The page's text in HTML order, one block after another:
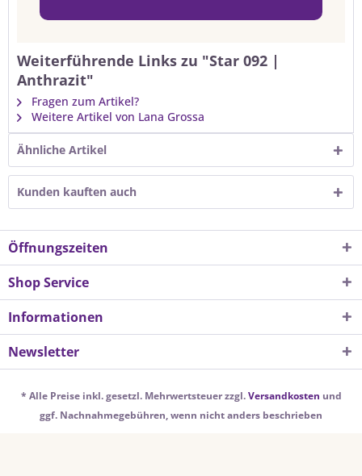
Weiterführende Links zu "Star 092 |
Anthrazit"
Fragen zum Artikel?
Weitere Artikel von Lana Grossa
Ähnliche Artikel
Kunden kauften auch
Öffnungszeiten
Shop Service
Informationen
Newsletter
* Alle Preise inkl. gesetzl. Mehrwertsteuer zzgl.Versandkosten und
ggf. Nachnahmegebühren, wenn nicht anders beschrieben